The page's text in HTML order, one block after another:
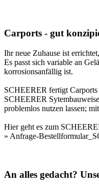
Carports - gut
Ihr neue Zuhause ist
Es passt sich variable an
korrosionsanfällig ist.
SCHEERER fertigt Carports
SCHEERER
problemlos nutzen lassen;
Hier geht es zum
» Anfrage-
An alles gedacht?